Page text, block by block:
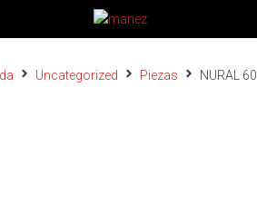
Uncategorized Piezas NURAL 60